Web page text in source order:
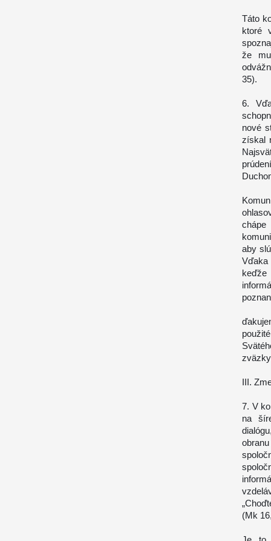
Táto
ktoré
že
35).
6.
nové
získal
aby
Vďaka
III.
7. V
na
(Mk